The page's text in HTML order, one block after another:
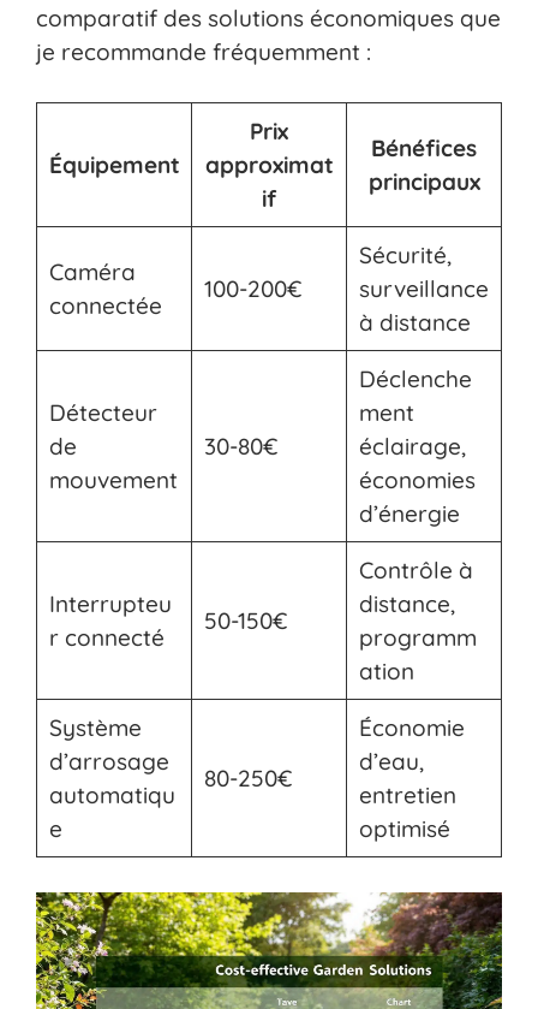
comparatif des solutions économiques que
je recommande fréquemment :
Équipement
Prix
approximat
if
Bénéfices
principaux
Caméra
connectée
100-200€
Sécurité,
surveillance
à distance
Détecteur
de
mouvement
30-80€
Déclenche
ment
éclairage,
économies
d’énergie
Interrupteu
r connecté
50-150€
Contrôle à
distance,
programm
ation
Système
d’arrosage
automatiqu
e
80-250€
Économie
d’eau,
entretien
optimisé